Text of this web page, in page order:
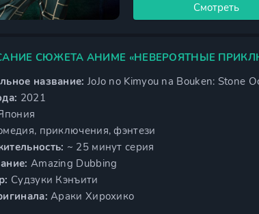
Смотреть
СЮЖЕТА АНИМЕ «НЕВЕРОЯТНЫЕ
название: JoJo no Kimyou na Bouken: Stone
2021
приключения, фэнтези
~ 25 минут серия
Amazing Dubbing
Судзуки Кэнъити
Араки Хирохико